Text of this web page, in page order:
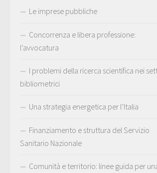
Le imprese pubbliche
Concorrenza e libera professione:
l’avvocatura
I problemi della ricerca scientifica nei
bibliometrici
Una strategia energetica per l’Italia
Finanziamento e struttura del Servizio
Sanitario Nazionale
Comunità e territorio: linee guida per